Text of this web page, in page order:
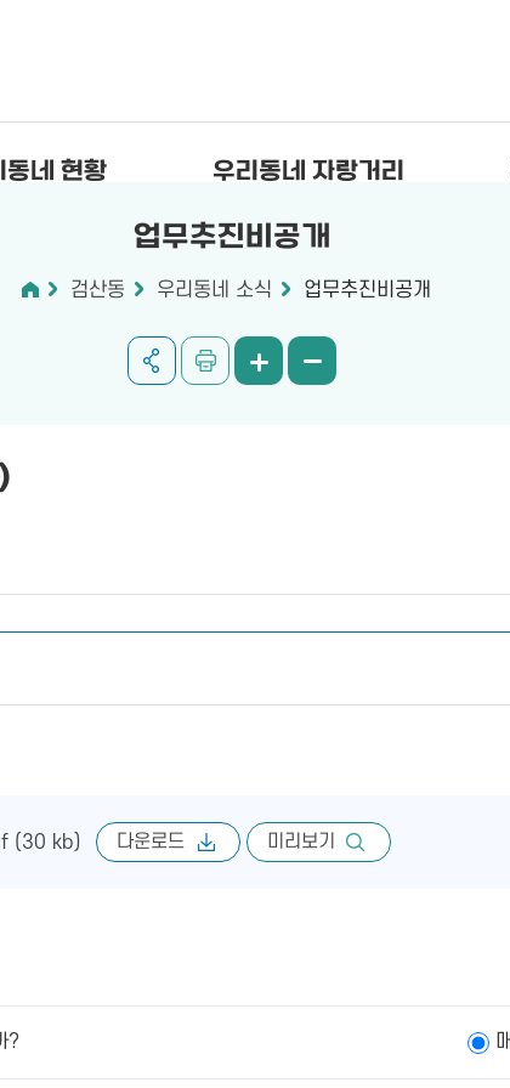
동네 현황 우리동네 자랑거리
업무추진비공개
검산동 우리동네 소식 업무추진비공개
(30 kb) 다운로드 미리보기
?